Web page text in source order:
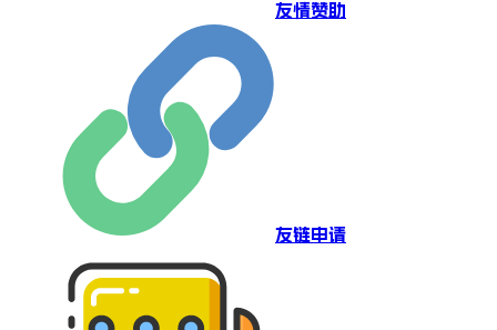
友情赞助
友链申请